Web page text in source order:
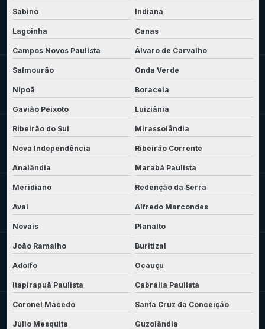
Sabino Indiana
Lagoinha Canas
Campos Novos Paulista Álvaro de Carvalho
Salmourão Onda Verde
Nipoã Boraceia
Gavião Peixoto Luiziânia
Ribeirão do Sul Mirassolândia
Nova Independência Ribeirão Corrente
Analândia Marabá Paulista
Meridiano Redenção da Serra
Avaí Alfredo Marcondes
Novais Planalto
João Ramalho Buritizal
Adolfo Ocauçu
Itapirapuã Paulista Cabrália Paulista
Coronel Macedo Santa Cruz da Conceição
Júlio Mesquita Guzolândia